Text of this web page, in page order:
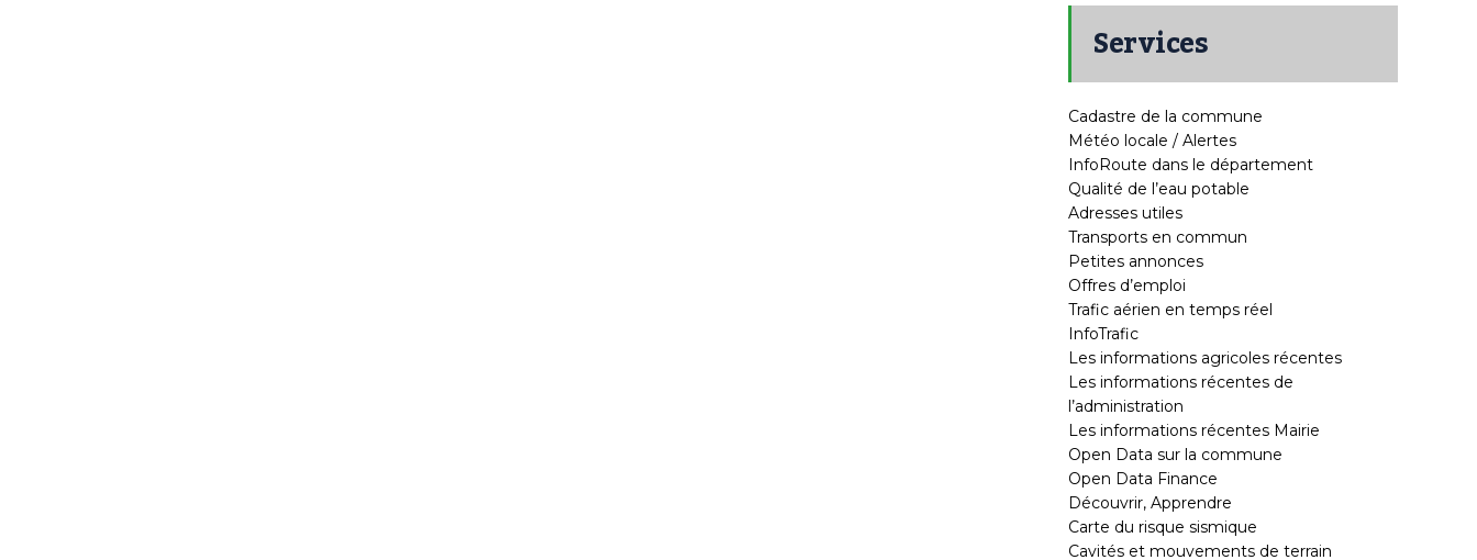
Services
Cadastre de la commune
Météo locale / Alertes
InfoRoute dans le département
Qualité de l’eau potable
Adresses utiles
Transports en commun
Petites annonces
Offres d’emploi
Trafic aérien en temps réel
InfoTrafic
Les informations agricoles récentes
Les informations récentes de
l’administration
Les informations récentes Mairie
Open Data sur la commune
Open Data Finance
Découvrir, Apprendre
Carte du risque sismique
Cavités et mouvements de terrain